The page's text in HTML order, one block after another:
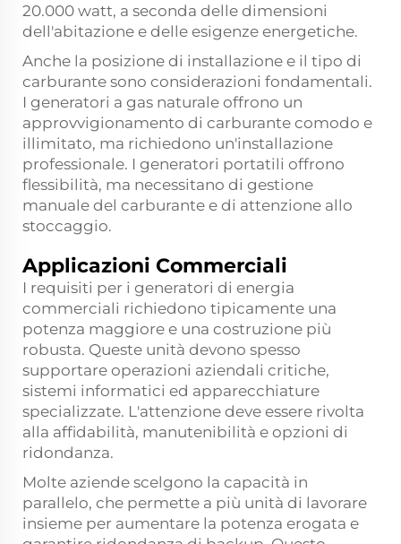
20.000 watt, a seconda delle dimensioni
dell'abitazione e delle esigenze energetiche.
Anche la posizione di installazione e il tipo di
carburante sono considerazioni fondamentali.
I generatori a gas naturale offrono un
approvvigionamento di carburante comodo e
illimitato, ma richiedono un'installazione
professionale. I generatori portatili offrono
flessibilità, ma necessitano di gestione
manuale del carburante e di attenzione allo
stoccaggio.
Applicazioni Commerciali
I requisiti per i generatori di energia
commerciali richiedono tipicamente una
potenza maggiore e una costruzione più
robusta. Queste unità devono spesso
supportare operazioni aziendali critiche,
sistemi informatici ed apparecchiature
specializzate. L'attenzione deve essere rivolta
alla affidabilità, manutenibilità e opzioni di
ridondanza.
Molte aziende scelgono la capacità in
parallelo, che permette a più unità di lavorare
insieme per aumentare la potenza erogata e